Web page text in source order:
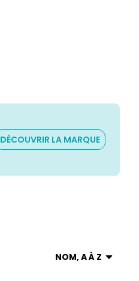
DÉCOUVRIR LA MARQUE
NOM, A À Z